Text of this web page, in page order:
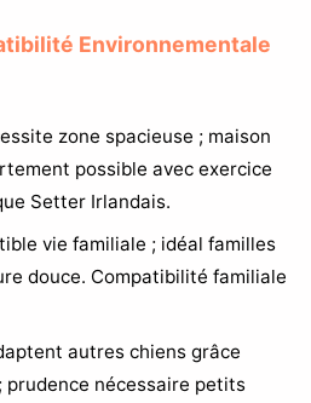
Environnementale
zone spacieuse ; maison
possible avec exercice
Setter Irlandais.
vie familiale ; idéal familles
douce. Compatibilité familiale
autres chiens grâce
prudence nécessaire petits